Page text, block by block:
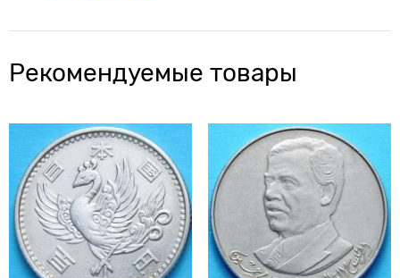
Рекомендуемые товары